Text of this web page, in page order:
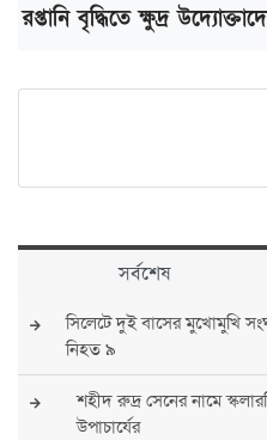
রপ্তানি বৃদ্ধিতে ক্ষুদ্র
সর্বশেষ
সিলেটে দুই বাসের মুখোমুখি
নিহত ৯
শহীদ রুদ্র সেনের নামে
উপাচার্যের